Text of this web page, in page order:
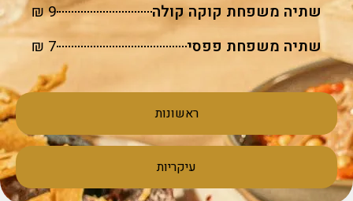
ראשונות
עיקריות
שתיה משפחת קוקה קולה
9 ₪
שתיה משפחת פפסי
7 ₪